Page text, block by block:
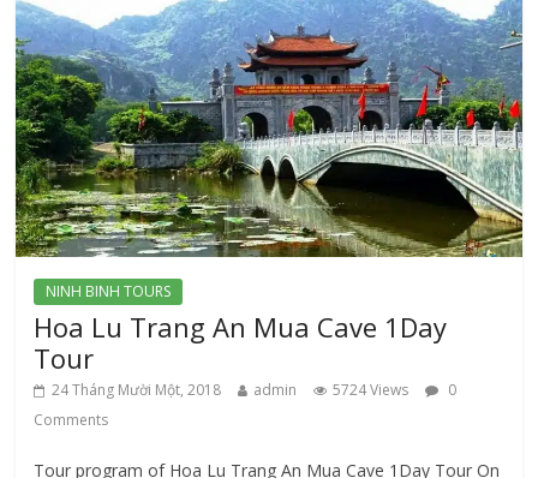
NINH BINH TOURS
Hoa Lu Trang An Mua Cave 1Day
Tour
24 Tháng Mười Một, 2018 admin 5724 Views
0
Comments
Tour program of Hoa Lu Trang An Mua Cave 1Day Tour On